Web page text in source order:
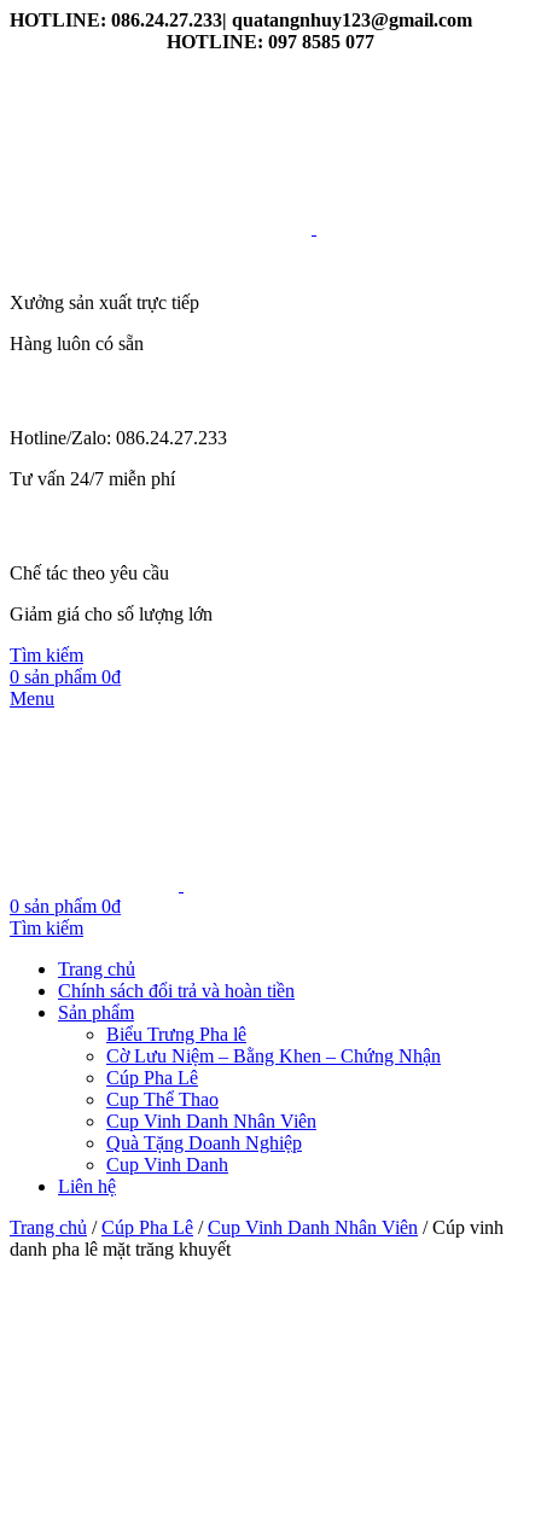
HOTLINE: 086.24.27.233| quatangnhuy123@gmail.com
HOTLINE: 097 8585 077
Xưởng sản xuất trực tiếp
Hàng luôn có sẵn
Hotline/Zalo: 086.24.27.233
Tư vấn 24/7 miễn phí
Chế tác theo yêu cầu
Giảm giá cho số lượng lớn
Tìm kiếm
0 sản phẩm 0₫
Menu
0 sản phẩm 0₫
Tìm kiếm
Trang chủ
Chính sách đổi trả và hoàn tiền
Sản phẩm
Biểu Trưng Pha lê
Cờ Lưu Niệm – Bằng Khen – Chứng Nhận
Cúp Pha Lê
Cup Thể Thao
Cup Vinh Danh Nhân Viên
Quà Tặng Doanh Nghiệp
Cup Vinh Danh
Liên hệ
Trang chủ /Cúp Pha Lê /Cup Vinh Danh Nhân Viên /Cúp vinh
danh pha lê mặt trăng khuyết